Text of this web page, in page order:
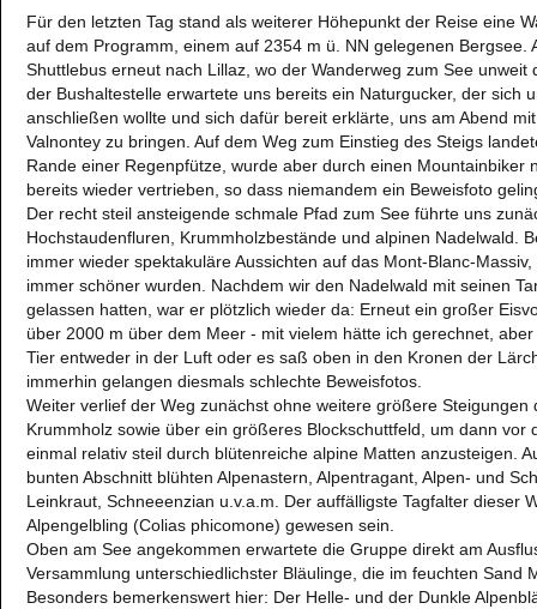
Für den letzten Tag stand als weiterer Höhepunkt der Reise eine
auf dem Programm, einem auf 2354 m ü. NN gelegenen Bergsee.
Shuttlebus erneut nach Lillaz, wo der Wanderweg zum See unweit
der Bushaltestelle erwartete uns bereits ein Naturgucker, der sich
anschließen wollte und sich dafür bereit erklärte, uns am Abend
Valnontey zu bringen. Auf dem Weg zum Einstieg des Steigs
Rande einer Regenpfütze, wurde aber durch einen Mountainbiker
bereits wieder vertrieben, so dass niemandem ein Beweisfoto
Der recht steil ansteigende schmale Pfad zum See führte uns
Hochstaudenfluren, Krummholzbestände und alpinen Nadelwald.
immer wieder spektakuläre Aussichten auf das Mont-Blanc-
immer schöner wurden. Nachdem wir den Nadelwald mit seinen
gelassen hatten, war er plötzlich wieder da: Erneut ein großer
über 2000 m über dem Meer - mit vielem hätte ich gerechnet,
Tier entweder in der Luft oder es saß oben in den Kronen der
immerhin gelangen diesmals schlechte Beweisfotos.
Weiter verlief der Weg zunächst ohne weitere größere Steigungen
Krummholz sowie über ein größeres Blockschuttfeld, um dann vor
einmal relativ steil durch blütenreiche alpine Matten anzusteigen.
bunten Abschnitt blühten Alpenastern, Alpentragant, Alpen- und
Leinkraut, Schneeenzian u.v.a.m. Der auffälligste Tagfalter dieser
Alpengelbling (Colias phicomone) gewesen sein.
Oben am See angekommen erwartete die Gruppe direkt am
Versammlung unterschiedlichster Bläulinge, die im feuchten Sand
Besonders bemerkenswert hier: Der Helle- und der Dunkle